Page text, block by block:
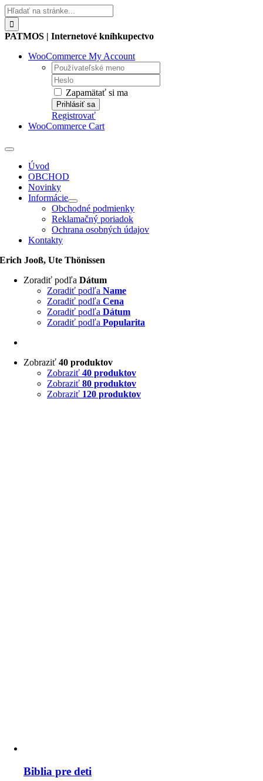
Skip
to
content
Hľadať:
PATMOS | Internetové kníhkupectvo
WooCommerce My Account
Username:
Password:
Zapamätať si ma
Registrovať
WooCommerce Cart
Toggle
Navigation
Úvod
OBCHOD
Novinky
Informácie
Obchodné podmienky
Reklamačný poriadok
Ochrana osobných údajov
Kontakty
Erich Jooß, Ute Thönissen
Zoradiť podľa Dátum
Zoradiť podľa Name
Zoradiť podľa Cena
Zoradiť podľa Dátum
Zoradiť podľa Popularita
Zobraziť 40 produktov
Zobraziť 40 produktov
Zobraziť 80 produktov
Zobraziť 120 produktov
Biblia pre deti